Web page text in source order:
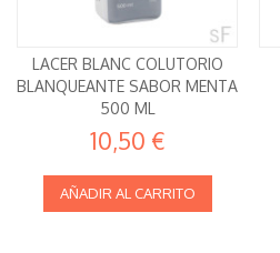
LACER BLANC COLUTORIO
BLANQUEANTE SABOR MENTA
500 ML
10,50 €
AÑADIR AL CARRITO